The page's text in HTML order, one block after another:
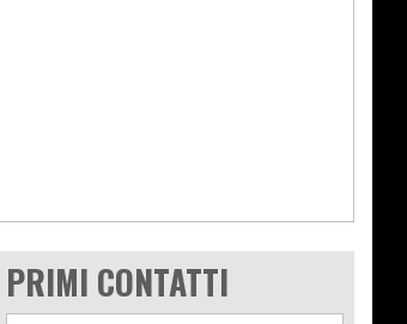
PRIMI CONTATTI